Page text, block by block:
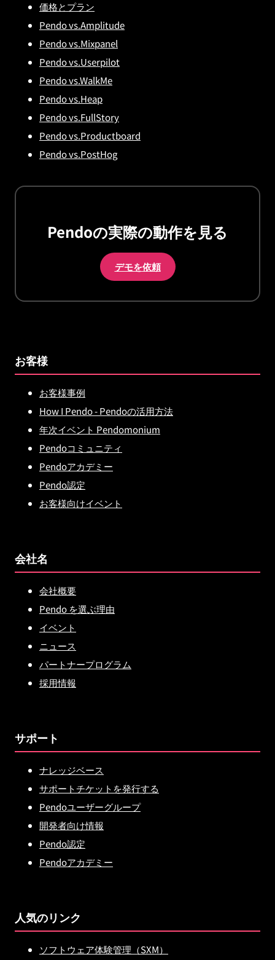
価格とプラン
Pendo vs.Amplitude
Pendo vs.Mixpanel
Pendo vs.Userpilot
Pendo vs.WalkMe
Pendo vs.Heap
Pendo vs.FullStory
Pendo vs.Productboard
Pendo vs.PostHog
Pendoの実際の動作を見る
デモを依頼
お客様
お客様事例
How I Pendo - Pendoの活用方法
年次イベント Pendomonium
Pendoコミュニティ
Pendoアカデミー
Pendo認定
お客様向けイベント
会社名
会社概要
Pendo を選ぶ理由
イベント
ニュース
パートナープログラム
採用情報
サポート
ナレッジベース
サポートチケットを発行する
Pendoユーザーグループ
開発者向け情報
Pendo認定
Pendoアカデミー
人気のリンク
ソフトウェア体験管理（SXM）